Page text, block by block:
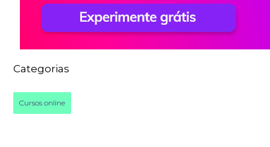
Categorias
Cursos online